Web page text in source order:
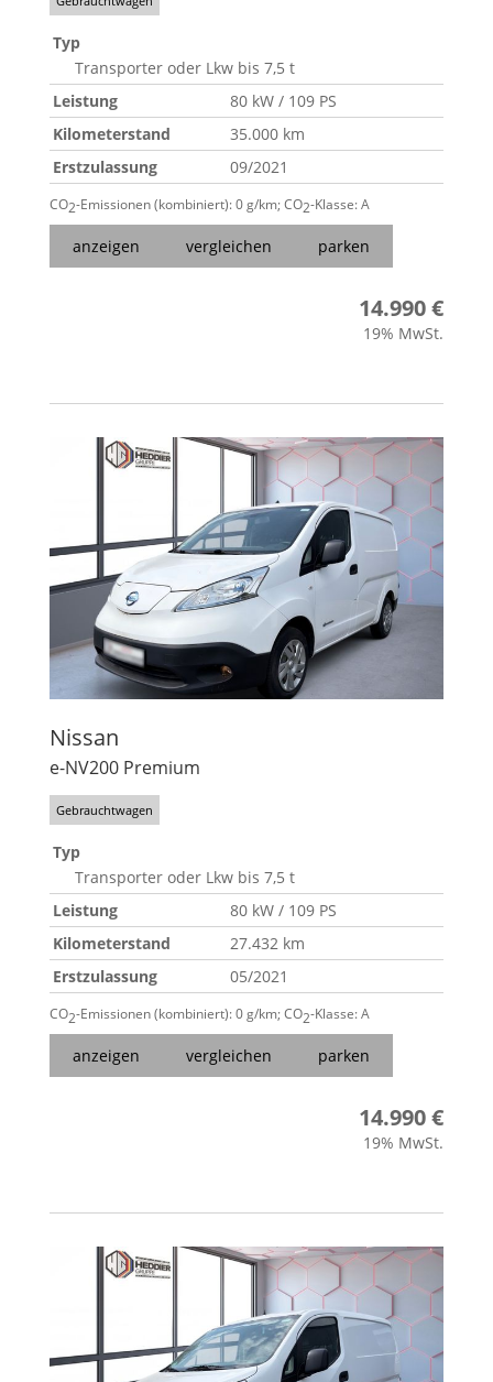
Typ
Transporter oder Lkw bis 7,5 t
Leistung
80 kW / 109 PS
Kilometerstand
35.000 km
Erstzulassung
09/2021
CO2-Emissionen (kombiniert):0 g/km;CO2-Klasse:A
anzeigen vergleichen parken
14.990 €
19% MwSt.
Nissan
e-NV200 Premium
Gebrauchtwagen
Typ
Transporter oder Lkw bis 7,5 t
Leistung
80 kW / 109 PS
Kilometerstand
27.432 km
Erstzulassung
05/2021
CO2-Emissionen (kombiniert):0 g/km;CO2-Klasse:A
anzeigen vergleichen parken
14.990 €
19% MwSt.